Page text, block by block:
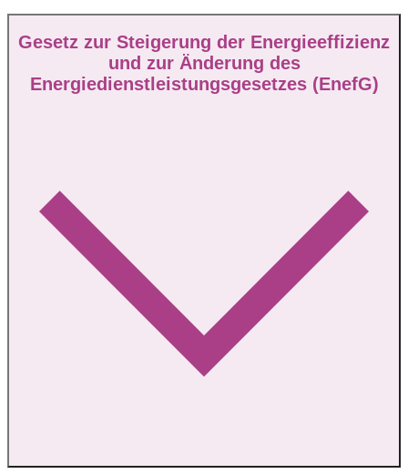
Gesetz zur Steigerung der Energieeffizienz
und zur Änderung des
Energiedienstleistungsgesetzes (EnefG)